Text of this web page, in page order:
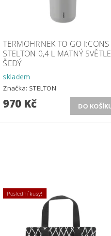
TERMOHRNEK TO GO I:CONS
STELTON 0,4 L MATNÝ SVĚTLE
ŠEDÝ
skladem
Značka: STELTON
970 Kč
Poslední kusy!